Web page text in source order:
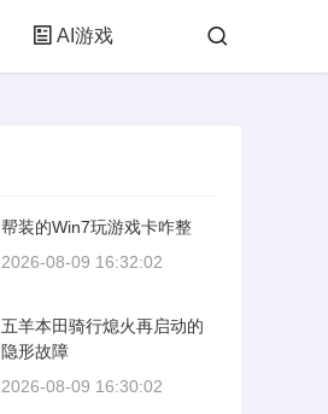
AI游戏
帮装的Win7玩游戏卡咋整
2026-08-09 16:32:02
五羊本田骑行熄火再启动的
隐形故障
2026-08-09 16:30:02